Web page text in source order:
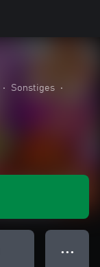
• Sonstiges
•
● ● ●